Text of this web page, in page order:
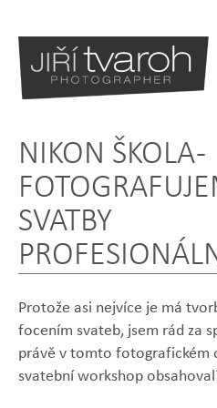
BLOG
NIKON ŠKOLA -
SVATBY
Protože asi nejvíce je má
focením svateb, jsem rád za
právě v tomto fotografickém
svatební workshop